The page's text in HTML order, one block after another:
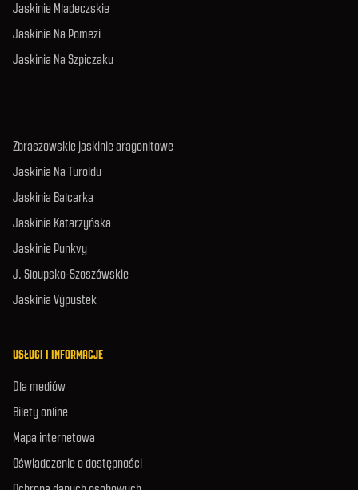
Jaskinie Mladeczskie
Jaskinie Na Pomezi
Jaskinia Na Szpiczaku
Zbraszowskie jaskinie aragonitowe
Jaskinia Na Turoldu
Jaskinia Balcarka
Jaskinia Katarzyńska
Jaskinie Punkvy
J. Sloupsko-Szoszówskie
Jaskinia Výpustek
USŁUGI I INFORMACJE
Dla mediów
Bilety online
Mapa internetowa
Oświadczenie o dostępności